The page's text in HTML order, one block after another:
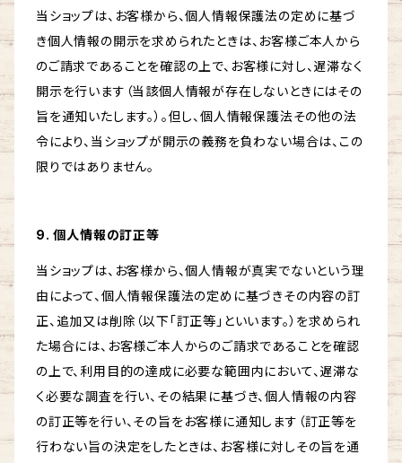
当ショップは、お客様から、個人情報保護法の定めに基づ
き個人情報の開示を求められたときは、お客様ご本人から
のご請求であることを確認の上で、お客様に対し、遅滞なく
開示を行います（当該個人情報が存在しないときにはその
旨を通知いたします。）。但し、個人情報保護法その他の法
令により、当ショップが開示の義務を負わない場合は、この
限りではありません。
9. 個人情報の訂正等
当ショップは、お客様から、個人情報が真実でないという理
由によって、個人情報保護法の定めに基づきその内容の訂
正、追加又は削除（以下「訂正等」といいます。）を求められ
た場合には、お客様ご本人からのご請求であることを確認
の上で、利用目的の達成に必要な範囲内において、遅滞な
く必要な調査を行い、その結果に基づき、個人情報の内容
の訂正等を行い、その旨をお客様に通知します（訂正等を
行わない旨の決定をしたときは、お客様に対しその旨を通